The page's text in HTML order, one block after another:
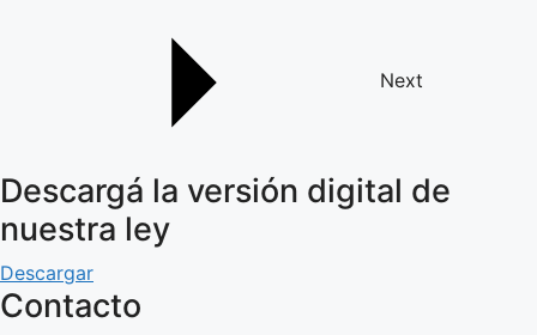
Next
Descargá la versión digital de
nuestra ley
Descargar
Contacto